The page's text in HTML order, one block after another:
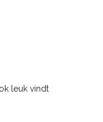
leuk vindt